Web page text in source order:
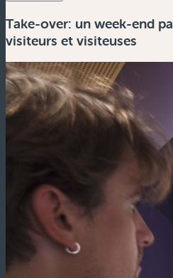
Take-over: un week-end
visiteurs et visiteuses